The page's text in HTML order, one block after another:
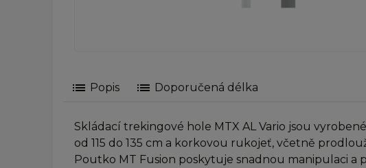
list Popis list Doporučená délka
Skládací trekingové hole MTX AL Vario jsou
od 115 do 135 cm a korkovou rukojeť, včetně
Poutko MT Fusion poskytuje snadnou manipulaci a